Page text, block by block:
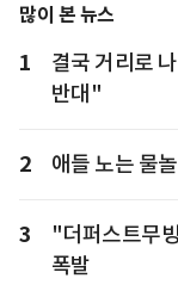
많이 본 뉴스
1
결국 거리로
반대"
2 애들 노는 물
3
"더퍼스트무
폭발